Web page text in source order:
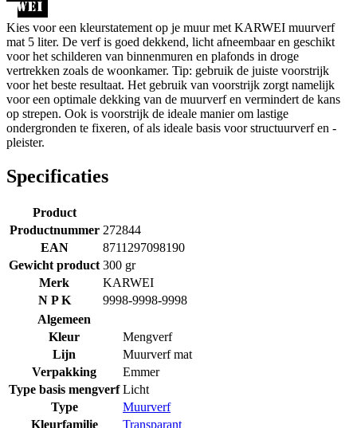
Kies voor een kleurstatement op je muur met KARWEI muurverf
mat 5 liter. De verf is goed dekkend, licht afneembaar en geschikt
voor het schilderen van binnenmuren en plafonds in droge
vertrekken zoals de woonkamer. Tip: gebruik de juiste voorstrijk
voor het beste resultaat. Het gebruik van voorstrijk zorgt namelijk
voor een optimale dekking van de muurverf en vermindert de kans
op strepen. Ook is voorstrijk de ideale manier om lastige
ondergronden te fixeren, of als ideale basis voor structuurverf en -
pleister.
Specificaties
Product
Productnummer 272844
EAN
8711297098190
Gewicht product 300 gr
Merk
KARWEI
N P K
9998-9998-9998
Algemeen
Kleur
Mengverf
Lijn
Muurverf mat
Verpakking
Emmer
Type basis mengverf Licht
Type
Muurverf
Kleurfamilie
Transparant